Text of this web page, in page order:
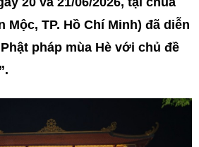
Mộc, TP. Hồ Chí Minh) đã diễn
pháp mùa Hè với chủ đề